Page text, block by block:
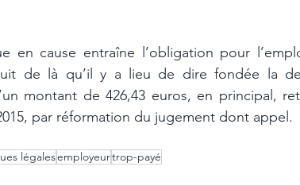
en cause entraîne l’obligation pour
de là qu’il y a lieu de dire fondée la
montant de 426,43 euros, en principal,
par réformation du jugement dont appel.
légalesemployeurtrop-payé